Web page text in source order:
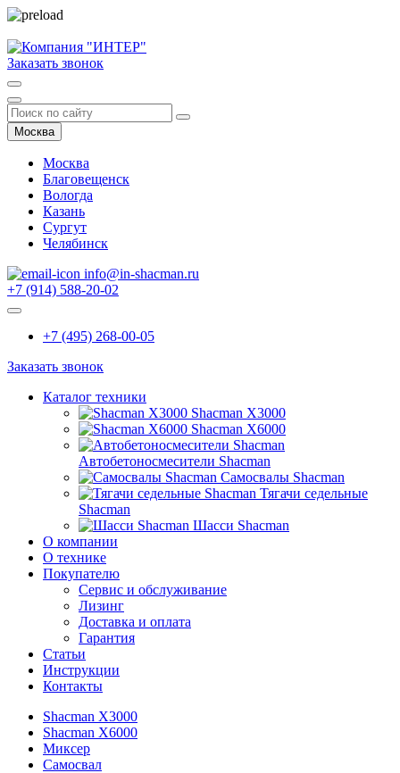
Заказать звонок
Москва
Москва
Благовещенск
Вологда
Казань
Сургут
Челябинск
info@in-shacman.ru
+7 (914) 588-20-02
+7 (495) 268-00-05
Заказать звонок
Каталог техники
Shacman X3000
Shacman X6000
Автобетоносмесители Shacman
Самосвалы Shacman
Тягачи седельные
Shacman
Шасси Shacman
О компании
О технике
Покупателю
Сервис и обслуживание
Лизинг
Доставка и оплата
Гарантия
Статьи
Инструкции
Контакты
Shacman X3000
Shacman X6000
Миксер
Самосвал